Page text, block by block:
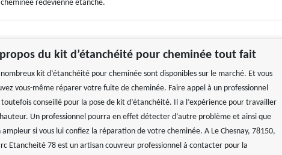
redevienne étanche.
du kit d’étanchéité pour cheminée tout fait
kit d’étanchéité pour cheminée sont disponibles sur le marché. Et vous
vous-même réparer votre fuite de cheminée. Faire appel à un professionnel
conseillé pour la pose de kit d’étanchéité. Il a l’expérience pour travailler
Un professionnel pourra en effet détecter d’autre problème et ainsi que
ampleur si vous lui confiez la réparation de votre cheminée. A Le Chesnay, 78150,
Etancheité 78 est un artisan couvreur professionnel à contacter pour la